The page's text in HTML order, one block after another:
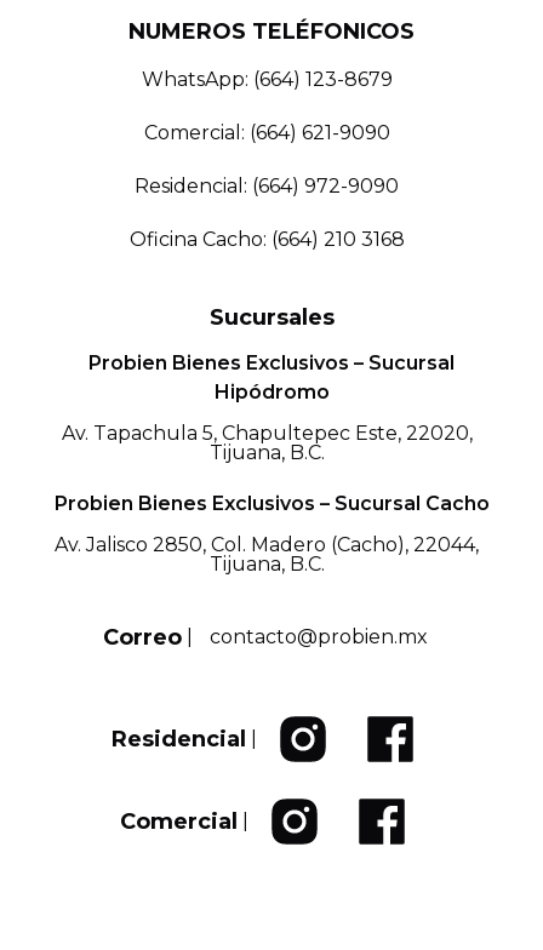
NUMEROS TELÉFONICOS
WhatsApp: (664) 123-8679
Comercial: (664) 621-9090
Residencial: (664) 972-9090
Oficina Cacho: (664) 210 3168
Sucursales
Probien Bienes Exclusivos – Sucursal
Hipódromo
Av. Tapachula 5, Chapultepec Este, 22020,
Tijuana, B.C.
Probien Bienes Exclusivos – Sucursal Cacho
Av. Jalisco 2850, Col. Madero (Cacho), 22044,
Tijuana, B.C.
Correo contacto@probien.mx
Residencial
Comercial